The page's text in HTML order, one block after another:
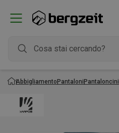
AbbigliamentoPantaloniPantaloncini